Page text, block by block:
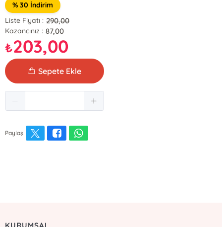
% 30 İndirim
Liste Fiyatı : 290,00
Kazancınız : 87,00
₺203,00
Sepete Ekle
Paylaş